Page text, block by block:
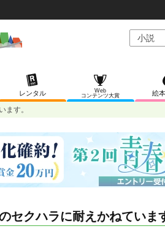
レンタル
Web
コンテンツ大賞
絵
ます。
セクハラに耐えかねていま